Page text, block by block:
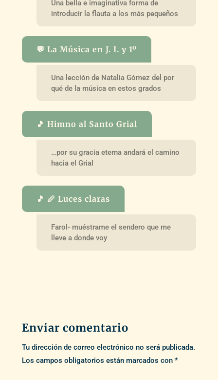
Una bella e imaginativa forma de
introducir la flauta a los más pequeños
💬 La Música en J. I. y 1º
Una lección de Natalia Gómez del por
qué de la música en estos grados
🎵 Himno al Santo Grial
…por su gracia eterna andará el camino
hacia el Grial
🎵 🪈 Luces claras
Farol- muéstrame el sendero que me
lleve a donde voy
Enviar comentario
Tu dirección de correo electrónico no será publicada.
Los campos obligatorios están marcados con *